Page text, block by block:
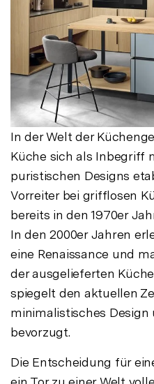
In der Welt der
Küche sich als Inbegriff
puristischen Designs
Vorreiter bei grifflosen
bereits in den 1970er
In den 2000er Jahren
eine Renaissance und
der ausgelieferten
spiegelt den aktuellen
minimalistisches Design
bevorzugt.
Die Entscheidung für